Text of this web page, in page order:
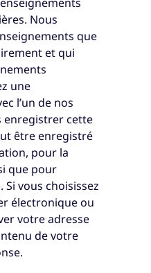
Nous
que
et qui
une
l’un de nos
enregistrer cette
être enregistré
pour la
que pour
vous choisissez
électronique ou
votre adresse
de votre